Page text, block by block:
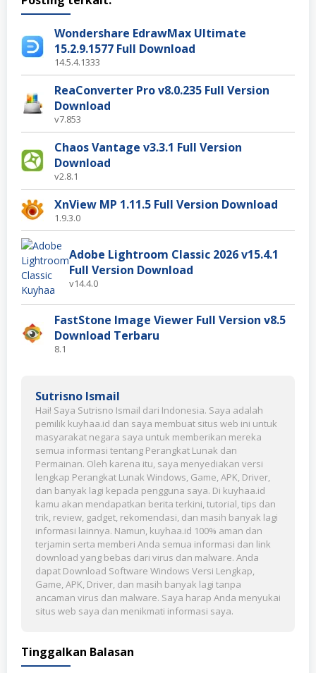
Wondershare EdrawMax Ultimate
15.2.9.1577 Full Download
14.5.4.1333
ReaConverter Pro v8.0.235 Full Version
Download
v7.853
Chaos Vantage v3.3.1 Full Version
Download
v2.8.1
XnView MP 1.11.5 Full Version Download
1.9.3.0
Adobe Lightroom Classic 2026 v15.4.1
Full Version Download
v14.4.0
FastStone Image Viewer Full Version v8.5
Download Terbaru
8.1
Sutrisno Ismail
Hai! Saya Sutrisno Ismail dari Indonesia. Saya adalah
pemilik kuyhaa.id dan saya membuat situs web ini untuk
masyarakat negara saya untuk memberikan mereka
semua informasi tentang Perangkat Lunak dan
Permainan. Oleh karena itu, saya menyediakan versi
lengkap Perangkat Lunak Windows, Game, APK, Driver,
dan banyak lagi kepada pengguna saya. Di kuyhaa.id
kamu akan mendapatkan berita terkini, tutorial, tips dan
trik, review, gadget, rekomendasi, dan masih banyak lagi
informasi lainnya. Namun, kuyhaa.id 100% aman dan
terjamin serta memberi Anda semua informasi dan link
download yang bebas dari virus dan malware. Anda
dapat Download Software Windows Versi Lengkap,
Game, APK, Driver, dan masih banyak lagi tanpa
ancaman virus dan malware. Saya harap Anda menyukai
situs web saya dan menikmati informasi saya.
Tinggalkan Balasan